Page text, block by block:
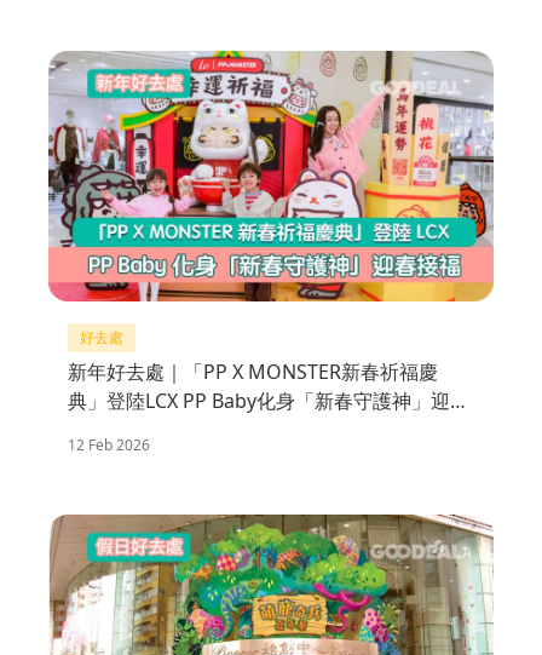
好去處
新年好去處｜「PP X MONSTER新春祈福慶
典」登陸LCX PP Baby化身「新春守護神」迎春
12 Feb 2026